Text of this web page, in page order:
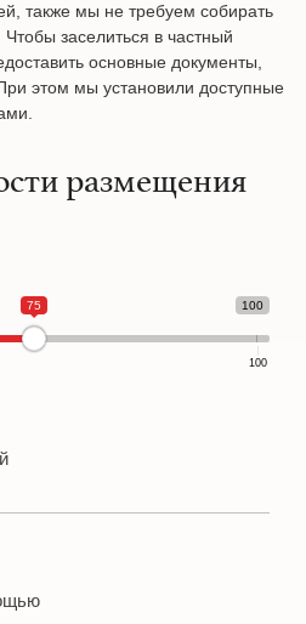
также мы не требуем собирать
заселиться в частный
основные документы,
этом мы установили доступные
размещения